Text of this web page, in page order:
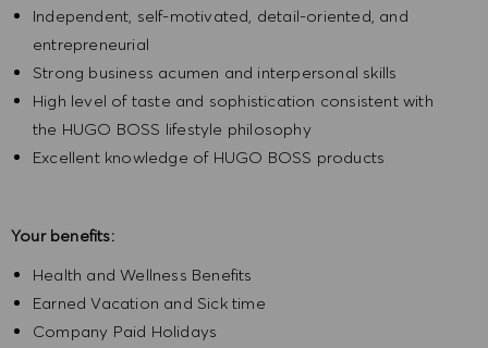
Independent, self-motivated, detail-oriented, and
entrepreneurial
Strong business acumen and interpersonal skills
High level of taste and sophistication consistent with
the HUGO BOSS lifestyle philosophy
Excellent knowledge of HUGO BOSS products
Your benefits:
Health and Wellness Benefits
Earned Vacation and Sick time
Company Paid Holidays